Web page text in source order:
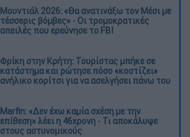
Μουντιάλ 2026: «Θα ανατινάξω τον Μέσι με
τέσσερις βόμβες» - Οι τρομοκρατικές
απειλές που ερεύνησε το FBI
Φρίκη στην Κρήτη: Τουρίστας μπήκε σε
κατάστημα και ρώτησε πόσο «κοστίζει»
ανήλικο κορίτσι για να ασελγήσει πάνω του
Marfin: «Δεν έχω καμία σχέση με την
επίθεση» λέει η 46χρονη - Τι αποκάλυψε
στους αστυνομικούς